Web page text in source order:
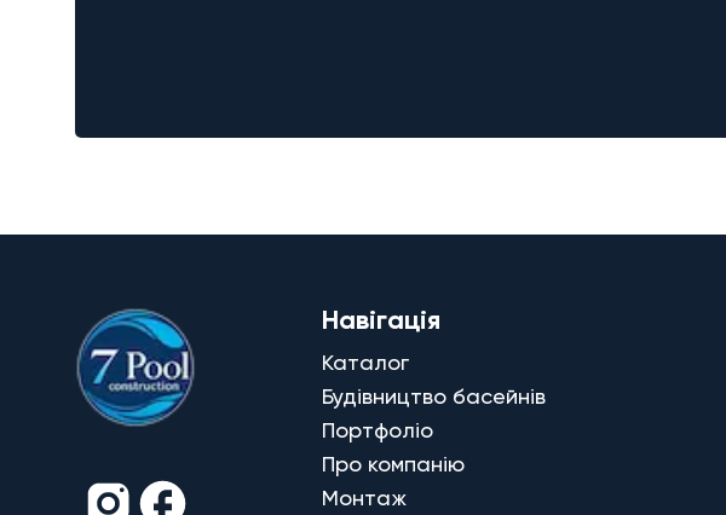
Навігація
Каталог
Будівництво басейнів
Портфоліо
Про компанію
Монтаж